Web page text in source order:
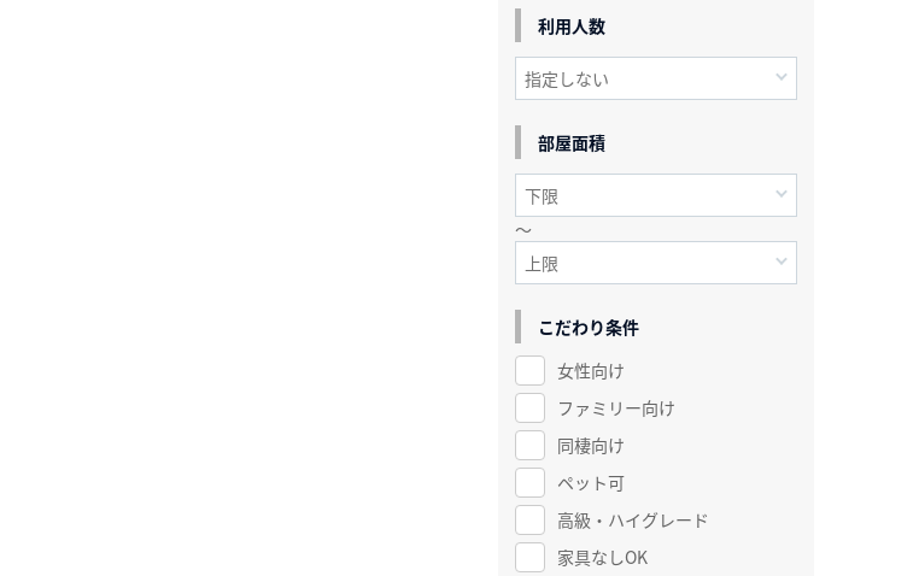
利用人数
部屋面積
～
こだわり条件
女性向け
ファミリー向け
同棲向け
ペット可
高級・ハイグレード
家具なしOK